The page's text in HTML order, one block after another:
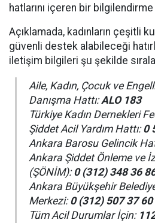
hatlarını içeren bir bilgilendirme
Açıklamada, kadınların çeşitli
güvenli destek alabileceği
iletişim bilgileri şu şekilde
Aile, Kadın, Çocuk ve
Danışma Hattı:ALO 183
Türkiye Kadın Dernekleri
Şiddet Acil Yardım Hattı:0
Ankara Barosu Gelincik
Ankara Şiddet Önleme ve
(ŞÖNİM):0 (312) 348 36
Ankara Büyükşehir
Merkezi:0 (312) 507 37
Tüm Acil Durumlar İçin: